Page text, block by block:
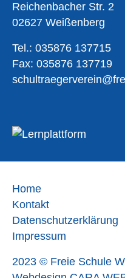
Reichenbacher Str. 2
02627 Weißenberg
Tel.: 035876 137715
Fax: 035876 137719
Home
Kontakt
Datenschutzerklärung
Impressum
2023 © Freie Schule